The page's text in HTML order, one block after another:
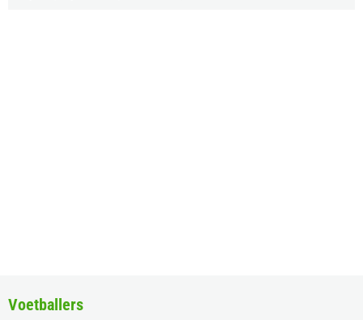
Voetballers